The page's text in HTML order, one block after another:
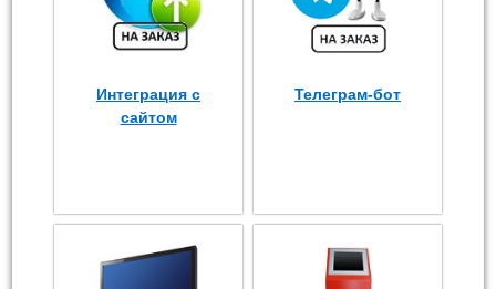
Интеграция с
сайтом
Телеграм-бот